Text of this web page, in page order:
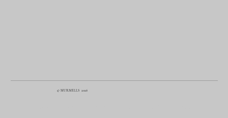
© MURMELLS 2026